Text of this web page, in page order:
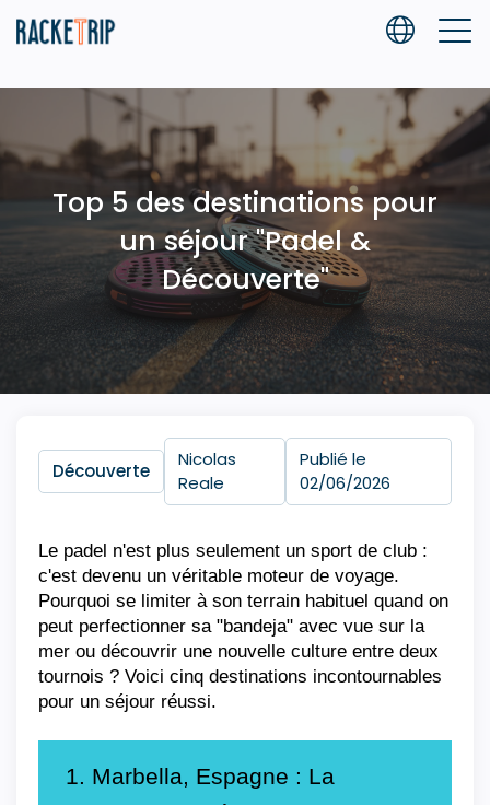
Top 5 des destinations pour
un séjour "Padel &
Découverte"
Découverte
Nicolas
Reale
Publié le
02/06/2026
Le padel n'est plus seulement un sport de club :
c'est devenu un véritable moteur de voyage.
Pourquoi se limiter à son terrain habituel quand on
peut perfectionner sa "bandeja" avec vue sur la
mer ou découvrir une nouvelle culture entre deux
tournois ? Voici cinq destinations incontournables
pour un séjour réussi.
1. Marbella, Espagne : La